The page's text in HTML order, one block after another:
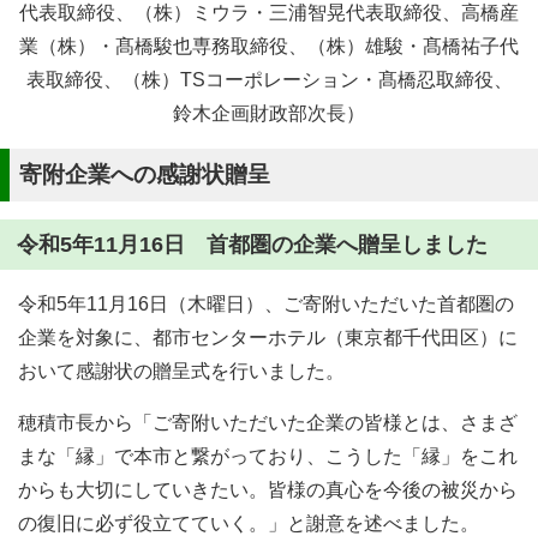
代表取締役、（株）ミウラ・三浦智晃代表取締役、高橋産
業（株）・髙橋駿也専務取締役、（株）雄駿・髙橋祐子代
表取締役、（株）TSコーポレーション・髙橋忍取締役、
鈴木企画財政部次長）
寄附企業への感謝状贈呈
令和5年11月16日 首都圏の企業へ贈呈しました
令和5年11月16日（木曜日）、ご寄附いただいた首都圏の
企業を対象に、都市センターホテル（東京都千代田区）に
おいて感謝状の贈呈式を行いました。
穂積市長から「ご寄附いただいた企業の皆様とは、さまざ
まな「縁」で本市と繋がっており、こうした「縁」をこれ
からも大切にしていきたい。皆様の真心を今後の被災から
の復旧に必ず役立てていく。」と謝意を述べました。